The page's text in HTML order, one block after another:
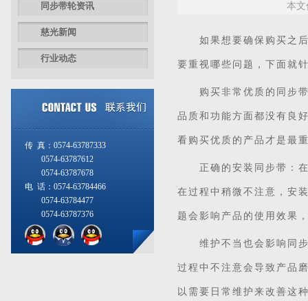
同步带轮资讯
慈光新闻
行业动态
传 真：0574-63787333
0574-63787612
0574-63787678
电 话：0574-63784466
0574-63784477
0574-63787376
本
如果想要确保购买之
要重视哪些问题，下面就
购买非常优质的同步带
品质和功能方面都没有良
看购买优质的产品才是最
正确的安装同步带：在
在过程中稍微不注意，安
题会影响产品的使用效果
维护不当也会影响同步
过程中不注意会导致产品
以需要日常维护来改善这